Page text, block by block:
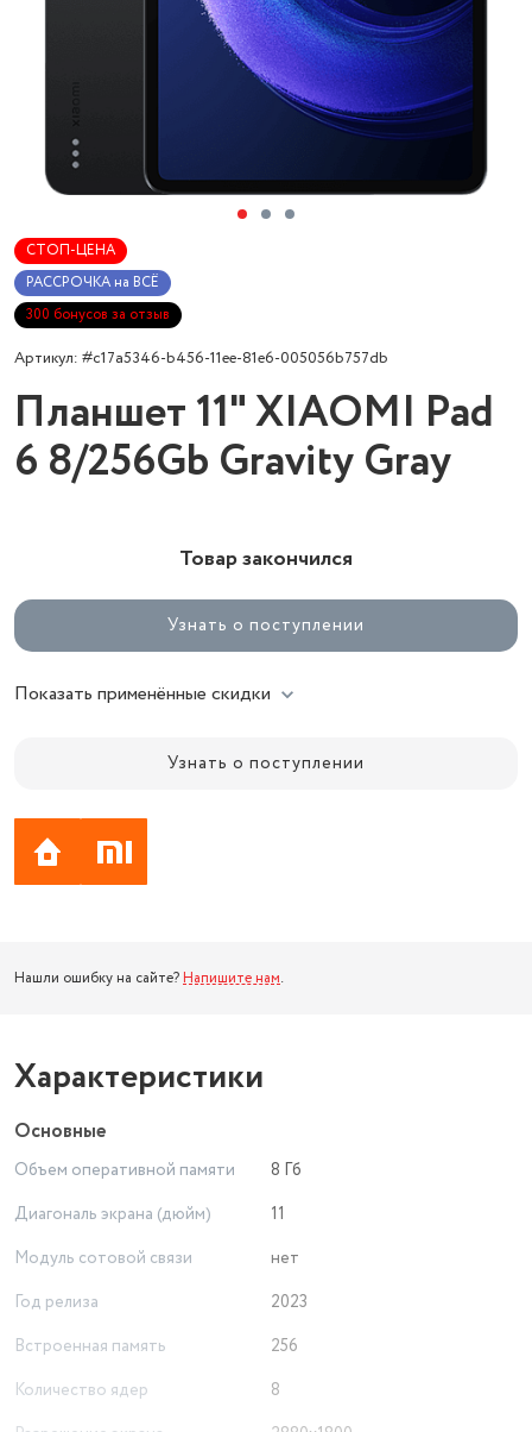
СТОП-ЦЕНА
РАССРОЧКА на ВСЁ
300 бонусов за отзыв
Артикул: #c17a5346-b456-11ee-81e6-005056b757db
Планшет 11" XIAOMI Pad
6 8/256Gb Gravity Gray
Товар закончился
Узнать о поступлении
Показать применённые скидки
Узнать о поступлении
Нашли ошибку на сайте? Напишите нам.
Характеристики
Основные
Объем оперативной памяти
8 Гб
Диагональ экрана (дюйм)
11
Модуль сотовой связи
нет
Год релиза
2023
Встроенная память
256
Количество ядер
8